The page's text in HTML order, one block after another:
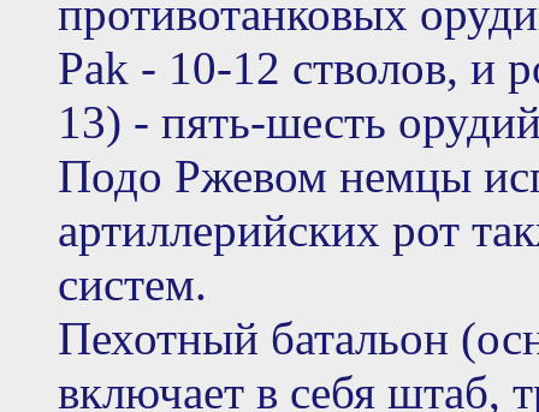
противотанковых
Pak - 10-12 стволов, и
13) - пять-шесть
Подо Ржевом немцы
артиллерийских рот
систем.
Пехотный батальон
включает в себя штаб,